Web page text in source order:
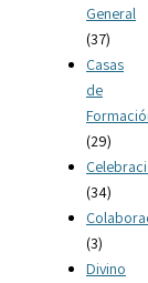
General
(37)
Casas
de
(29)
(34)
(3)
Divino